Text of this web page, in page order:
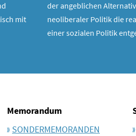
mit
der angeblichen
neoliberaler Politik die
einer sozialen Politik
Memorandum
SONDERMEMORANDEN